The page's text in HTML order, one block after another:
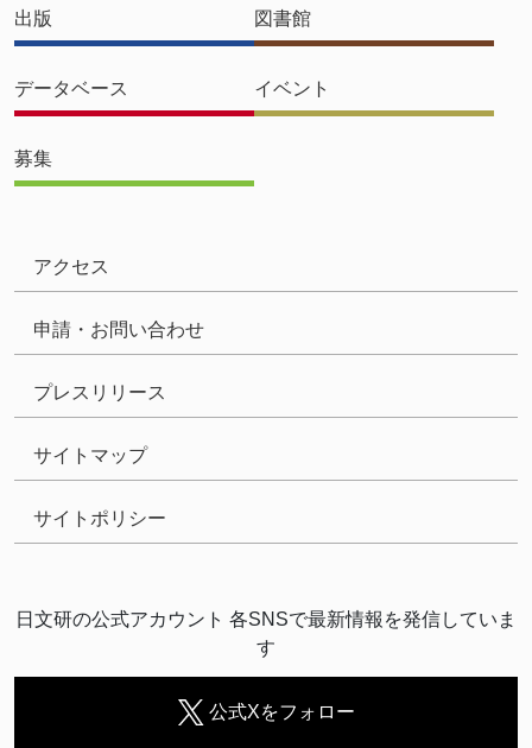
出版 図書館
データベース イベント
募集
アクセス
申請・お問い合わせ
プレスリリース
サイトマップ
サイトポリシー
日文研の公式アカウント 各SNSで最新情報を発信していま
す
公式Xをフォロー